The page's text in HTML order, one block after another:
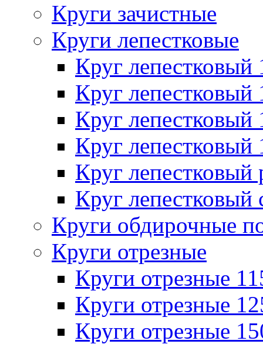
Круги зачистные
Круги лепестковые
Круг
Круг
Круг
Круг
Круг лепестковый
Круг лепестковый
Круги обдирочные
Круги отрезные
Круги отрезные
Круги отрезные
Круги отрезные